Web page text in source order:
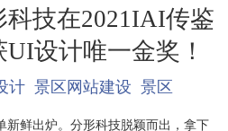
科技在2021IAI传鉴
设计唯一金奖！
计 景区网站建设 景区
新鲜出炉。分形科技脱颖而出，拿下